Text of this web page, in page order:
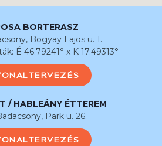
BORTERASZ
Bogyay Lajos u. 1.
É 46.79241° x K 17.49313°
/ HABLEÁNY ÉTTEREM
Park u. 26.